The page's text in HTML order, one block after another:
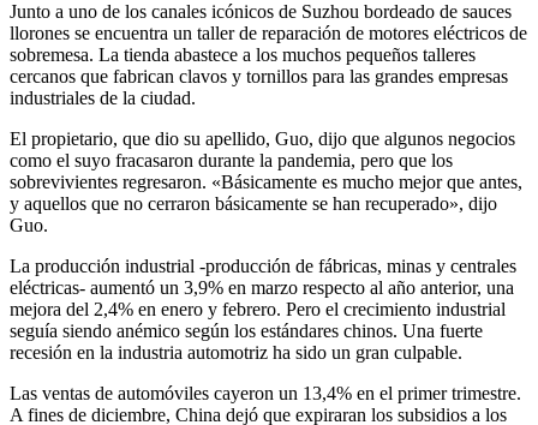
Junto a uno de los canales icónicos de Suzhou bordeado de sauces
llorones se encuentra un taller de reparación de motores eléctricos de
sobremesa. La tienda abastece a los muchos pequeños talleres
cercanos que fabrican clavos y tornillos para las grandes empresas
industriales de la ciudad.
El propietario, que dio su apellido, Guo, dijo que algunos negocios
como el suyo fracasaron durante la pandemia, pero que los
sobrevivientes regresaron. «Básicamente es mucho mejor que antes,
y aquellos que no cerraron básicamente se han recuperado», dijo
Guo.
La producción industrial -producción de fábricas, minas y centrales
eléctricas- aumentó un 3,9% en marzo respecto al año anterior, una
mejora del 2,4% en enero y febrero. Pero el crecimiento industrial
seguía siendo anémico según los estándares chinos. Una fuerte
recesión en la industria automotriz ha sido un gran culpable.
Las ventas de automóviles cayeron un 13,4% en el primer trimestre.
A fines de diciembre, China dejó que expiraran los subsidios a los